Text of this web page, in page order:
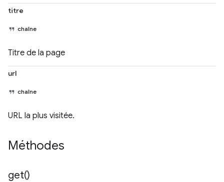
titre
chaîne
Titre de la page
url
chaîne
URL la plus visitée.
Méthodes
get()